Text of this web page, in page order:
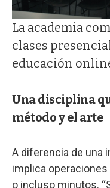
La academia
clases
educación
Una disciplina
método y el arte
A diferencia de una
implica
o incluso minutos.